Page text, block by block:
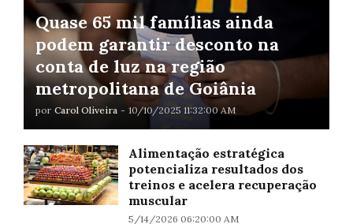
Quase 65 mil famílias ainda
podem garantir desconto na
conta de luz na região
metropolitana de Goiânia
por Carol Oliveira - 10/10/2025 11:32:00 AM
Alimentação estratégica
potencializa resultados dos
treinos e acelera recuperação
muscular
5/14/2026 06:20:00 AM